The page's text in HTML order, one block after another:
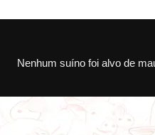
Nenhum suíno foi alvo de